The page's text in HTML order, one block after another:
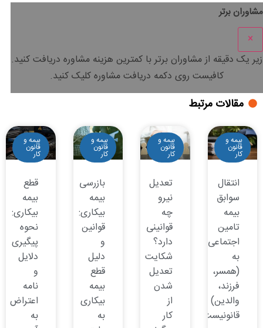
مشاوران برتر
×
زیر یک دقیقه از مشاوران برتر باکمترین هزینه مشاوره دریافت کنید.
کافیست روی دکمه دریافت مشاوره کلیک کنید.
مقالات مرتبط
بیمه و
قانون
کار
انتقال
سوابق
بیمه
تامین
اجتماعی
به
(همسر،
فرزند،
والدین)
قانونیست؟
بیمه و
قانون
کار
تعدیل
نیرو
چه
قوانینی
دارد؟
شکایت
تعدیل
شدن
از
کار
بیمه و
قانون
کار
بازرسی
بیمه
بیکاری:
قوانین
و
دلیل
قطع
بیمه
بیکاری
به
بیمه و
قانون
کار
قطع
بیمه
بیکاری:
نحوه
پیگیری
دلایل
و
نامه
اعتراض
به